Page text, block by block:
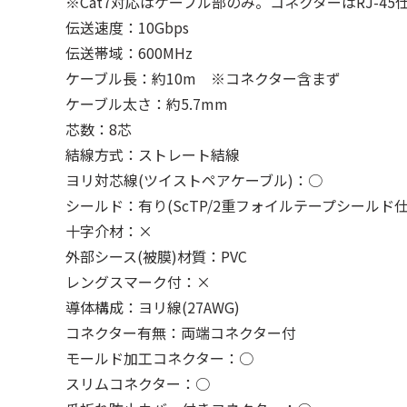
伝送速度：10Gbps
伝送帯域：600MHz
ケーブル長：約10m ※コネクター含まず
ケーブル太さ：約5.7mm
芯数：8芯
結線方式：ストレート結線
ヨリ対芯線(ツイストペアケーブル)：○
シールド：有り(ScTP/2重フォイルテープシールド
十字介材：×
外部シース(被膜)材質：PVC
レングスマーク付：×
導体構成：ヨリ線(27AWG)
コネクター有無：両端コネクター付
モールド加工コネクター：○
スリムコネクター：○